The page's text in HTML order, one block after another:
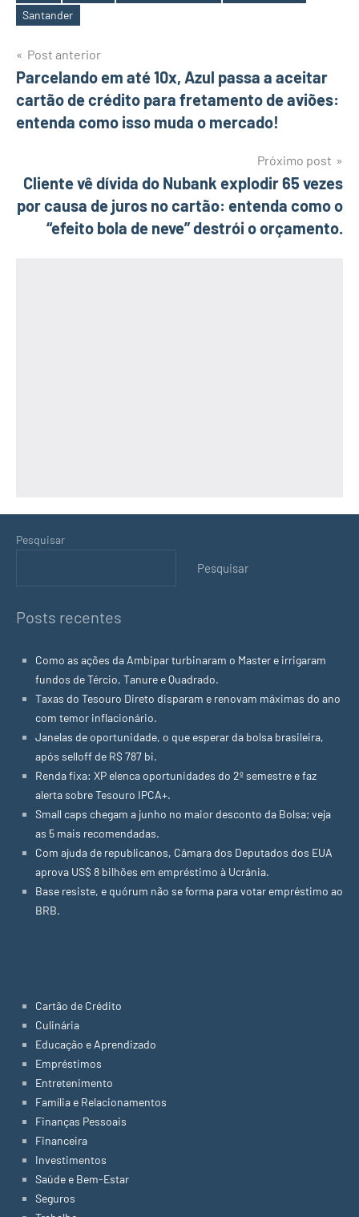
Tags
Santander
Navegação
de
Post
Post anterior
Parcelando em até 10x, Azul passa a aceitar
cartão de crédito para fretamento de aviões:
entenda como isso muda o mercado!
Próximo post
Cliente vê dívida do Nubank explodir 65 vezes
por causa de juros no cartão: entenda como o
“efeito bola de neve” destrói o orçamento.
Pesquisar
Pesquisar
Posts recentes
Como as ações da Ambipar turbinaram o Master e irrigaram
fundos de Tércio, Tanure e Quadrado.
Taxas do Tesouro Direto disparam e renovam máximas do ano
com temor inflacionário.
Janelas de oportunidade, o que esperar da bolsa brasileira,
após selloff de R$ 787 bi.
Renda fixa: XP elenca oportunidades do 2º semestre e faz
alerta sobre Tesouro IPCA+.
Small caps chegam a junho no maior desconto da Bolsa; veja
as 5 mais recomendadas.
Com ajuda de republicanos, Câmara dos Deputados dos EUA
aprova US$ 8 bilhões em empréstimo à Ucrânia.
Base resiste, e quórum não se forma para votar empréstimo ao
BRB.
Cartão de Crédito
Culinária
Educação e Aprendizado
Empréstimos
Entretenimento
Família e Relacionamentos
Finanças Pessoais
Financeira
Investimentos
Saúde e Bem-Estar
Seguros